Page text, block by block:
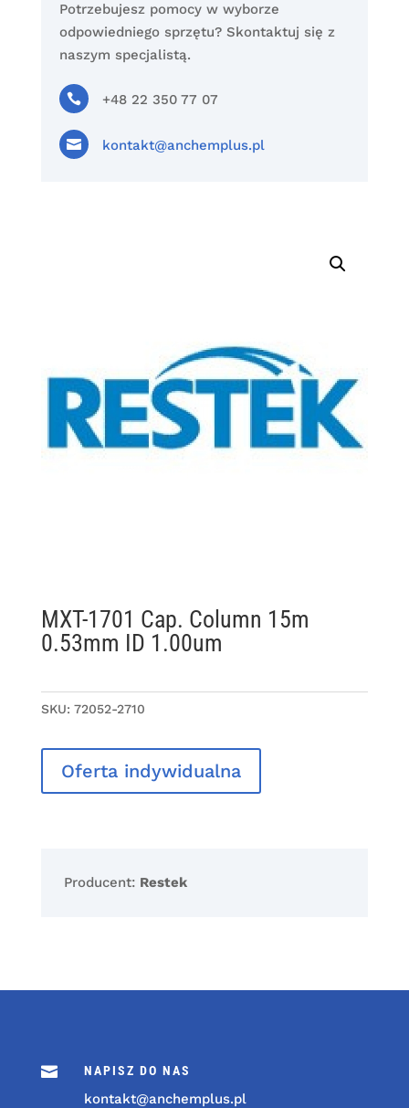
Potrzebujesz pomocy w wyborze
odpowiedniego sprzętu? Skontaktuj się z
naszym specjalistą.
 +48 22 350 77 07
 kontakt@anchemplus.pl
MXT-1701 Cap. Column 15m
0.53mm ID 1.00um
SKU: 72052-2710
Oferta indywidualna
Producent: Restek
 NAPISZ DO NAS
kontakt@anchemplus.pl